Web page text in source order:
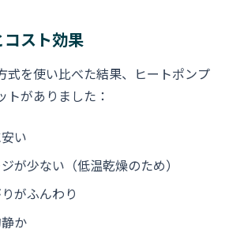
スト効果
式を使い比べた結果、ヒートポンプ
がありました：
い
が少ない（低温乾燥のため）
がふんわり
か